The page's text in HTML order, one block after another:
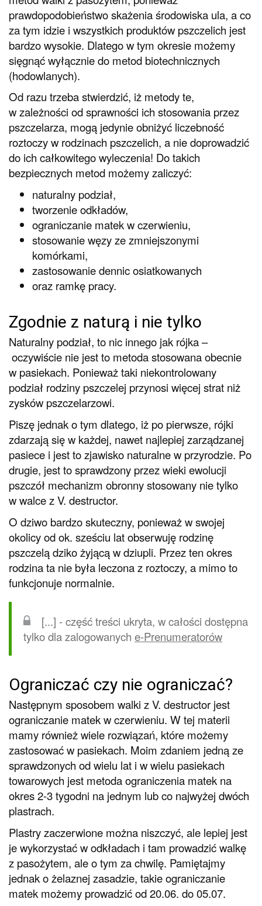
prawdopodobieństwo skażenia środowiska ula, a co
za tym idzie i wszystkich produktów pszczelich jest
bardzo wysokie. Dlatego w tym okresie możemy
sięgnąć wyłącznie do metod biotechnicznych
(hodowlanych).
Od razu trzeba stwierdzić, iż metody te,
w zależności od sprawności ich stosowania przez
pszczelarza, mogą jedynie obniżyć liczebność
roztoczy w rodzinach pszczelich, a nie doprowadzić
do ich całkowitego wyleczenia! Do takich
bezpiecznych metod możemy zaliczyć:
naturalny podział,
tworzenie odkładów,
ograniczanie matek w czerwieniu,
stosowanie węzy ze zmniejszonymi
komórkami,
zastosowanie dennic osiatkowanych
oraz ramkę pracy.
Zgodnie z naturą i nie tylko
Naturalny podział, to nic innego jak rójka –
oczywiście nie jest to metoda stosowana obecnie
w pasiekach. Ponieważ taki niekontrolowany
podział rodziny pszczelej przynosi więcej strat niż
zysków pszczelarzowi.
Piszę jednak o tym dlatego, iż po pierwsze, rójki
zdarzają się w każdej, nawet najlepiej zarządzanej
pasiece i jest to zjawisko naturalne w przyrodzie. Po
drugie, jest to sprawdzony przez wieki ewolucji
pszczół mechanizm obronny stosowany nie tylko
w walce z V. destructor.
O dziwo bardzo skuteczny, ponieważ w swojej
okolicy od ok. sześciu lat obserwuję rodzinę
pszczelą dziko żyjącą w dziupli. Przez ten okres
rodzina ta nie była leczona z roztoczy, a mimo to
funkcjonuje normalnie.
[...] - część treści ukryta, w całości dostępna
tylko dla zalogowanych e-Prenumeratorów
Ograniczać czy nie ograniczać?
Następnym sposobem walki z V. destructor jest
ograniczanie matek w czerwieniu. W tej materii
mamy również wiele rozwiązań, które możemy
zastosować w pasiekach. Moim zdaniem jedną ze
sprawdzonych od wielu lat i w wielu pasiekach
towarowych jest metoda ograniczenia matek na
okres 2-3 tygodni na jednym lub co najwyżej dwóch
plastrach.
Plastry zaczerwione można niszczyć, ale lepiej jest
je wykorzystać w odkładach i tam prowadzić walkę
z pasożytem, ale o tym za chwilę. Pamiętajmy
jednak o żelaznej zasadzie, takie ograniczanie
matek możemy prowadzić od 20.06. do 05.07.